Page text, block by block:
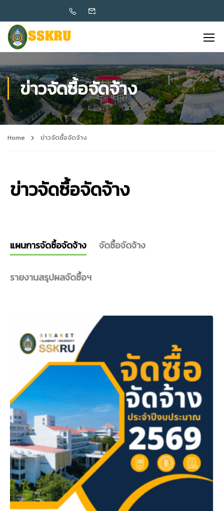
ข่าวจัดซื้อจัดจ้าง
Home ข่าวจัดซื้อจัดจ้าง
ข่าวจัดซื้อจัดจ้าง
แผนการจัดซื้อจัดจ้าง จัดซื้อจัดจ้าง
รายงานสรุปผลจัดซื้อฯ